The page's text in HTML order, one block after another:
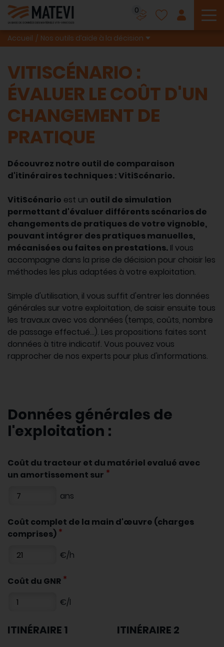
0
Accueil Nos outils d’aide à la décision
VITISCÉNARIO :
ÉVALUER LE COÛT D'UN
CHANGEMENT DE
PRATIQUE
Découvrez notre outil de comparaison
d'itinéraires techniques : VitiScénario.
VitiScénario est un outil de simulation
permettant d'évaluer différents scénarios de
changements de pratiques de votre vignoble,
pouvant intégrer des pratiques manuelles,
mécanisées ou faites en prestations. Il vous
accompagne dans la prise de décision pour choisir les
méthodes les plus adaptées à votre exploitation.
Simple d'utilisation, il vous suffit d'entrer les données
générales sur votre exploitation, de saisir ensuite tous
les travaux avec vos données (temps, coûts, nombre
de passage effectué...). Les propositions faites sont
données à titre indicatif. Vous pouvez vous
rapprocher de nos experts pour plus d'informations.
Données générales de
l'exploitation :
Coût du tracteur et du matériel evalué avec
un amortissement sur
ans
Coût complet de la main d'œuvre (charges
comprises)
€/h
Coût du GNR
€/l
ITINÉRAIRE 1 ITINÉRAIRE 2